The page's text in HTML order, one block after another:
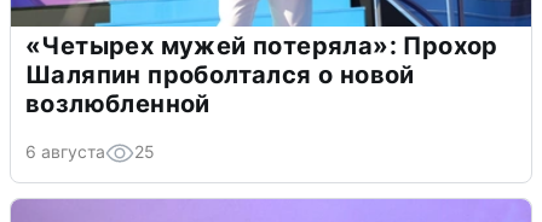
«Четырех мужей потеряла»: Прохор
Шаляпин проболтался о новой
возлюбленной
6 августа 25